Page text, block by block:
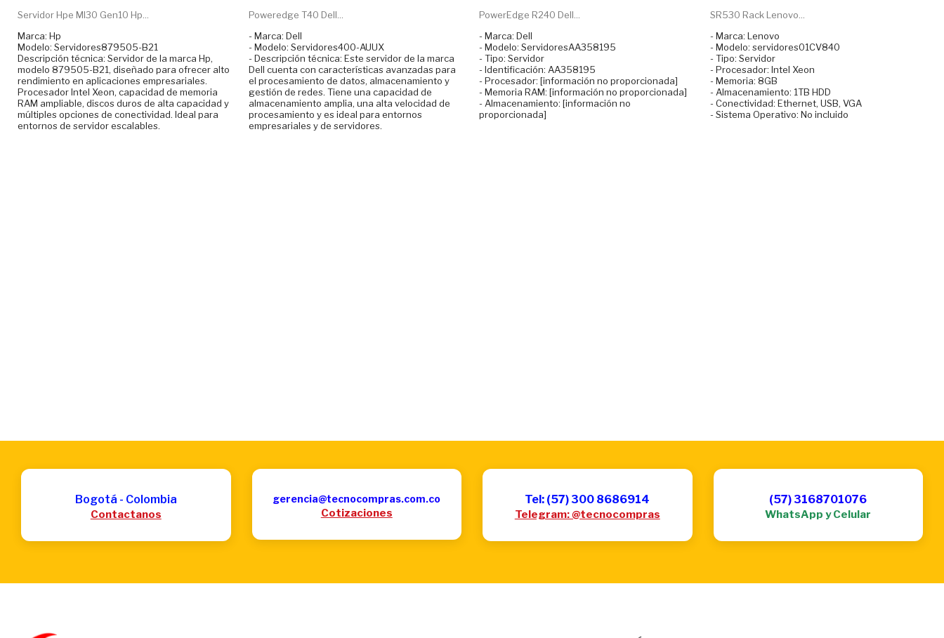
Servidor Hpe Ml30 Gen10 Hp...
Marca: Hp
Modelo: Servidores879505-B21
Descripción técnica: Servidor de la marca Hp,
modelo 879505-B21, diseñado para ofrecer alto
rendimiento en aplicaciones empresariales.
Procesador Intel Xeon, capacidad de memoria
RAM ampliable, discos duros de alta capacidad y
múltiples opciones de conectividad. Ideal para
entornos de servidor escalables.
Poweredge T40 Dell...
- Marca: Dell
- Modelo: Servidores400-AUUX
- Descripción técnica: Este servidor de la marca
Dell cuenta con características avanzadas para
el procesamiento de datos, almacenamiento y
gestión de redes. Tiene una capacidad de
almacenamiento amplia, una alta velocidad de
procesamiento y es ideal para entornos
empresariales y de servidores.
PowerEdge R240 Dell...
- Marca: Dell
- Modelo: ServidoresAA358195
- Tipo: Servidor
- Identificación: AA358195
- Procesador: [información no proporcionada]
- Memoria RAM: [información no proporcionada]
- Almacenamiento: [información no
proporcionada]
SR530 Rack Lenovo...
- Marca: Lenovo
- Modelo: servidores01CV840
- Tipo: Servidor
- Procesador: Intel Xeon
- Memoria: 8GB
- Almacenamiento: 1TB HDD
- Conectividad: Ethernet, USB, VGA
- Sistema Operativo: No incluido
Bogotá - Colombia
Contactanos
gerencia@tecnocompras.com.co
Cotizaciones
Tel: (57) 300 8686914
Telegram: @tecnocompras
(57) 3168701076
WhatsApp y Celular